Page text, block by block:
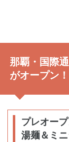
那覇・国際
がオープン！
プレオー
湯麺＆ミニ